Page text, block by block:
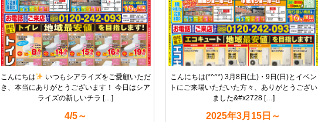
こんにちは
いつもシアライズをご愛顧いただ
き、本当にありがとうございます！ 今日はシア
ライズの新しいチラ […]
4/5～
こんにちは(*^^*) 3月8日(土)・9日(日)とイベン
トにご来場いただいた方々、ありがとうござい
ました&#x2728 […]
2025年3月15日～